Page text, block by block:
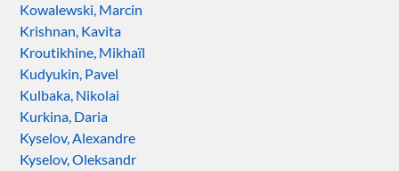
Kowalewski, Marcin
Krishnan, Kavita
Kroutikhine, Mikhaïl
Kudyukin, Pavel
Kulbaka, Nikolai
Kurkina, Daria
Kyselov, Alexandre
Kyselov, Oleksandr